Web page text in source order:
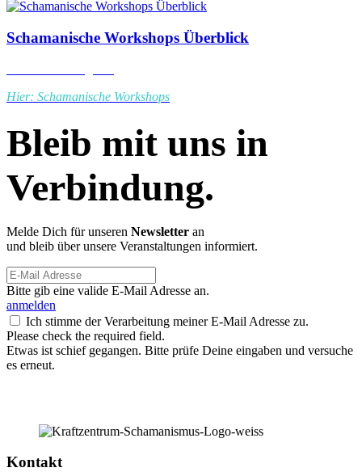
Schamanische Workshops Überblick
Hier: Schamanische Workshops
Bleib mit uns in
Verbindung.
Melde Dich für unseren Newsletter an
und bleib über unsere Veranstaltungen informiert.
Bitte gib eine valide E-Mail Adresse an.
anmelden
Ich stimme der Verarbeitung meiner E-Mail Adresse zu.
Please check the required field.
Etwas ist schief gegangen. Bitte prüfe Deine eingaben und versuche
es erneut.
Kontakt